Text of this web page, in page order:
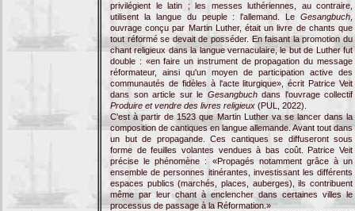
privilégient le latin ; les messes luthériennes, au contraire,
utilisent la langue du peuple : l'allemand. Le Gesangbuch
ouvrage conçu par Martin Luther, était un livre de chants que
tout réformé se devait de posséder. En faisant la promotion du
chant religieux dans la langue vernaculaire, le but de Luther fut
double : «en faire un instrument de propagation du message
réformateur, ainsi qu'un moyen de participation active des
communautés de fidèles à l'acte liturgique», écrit Patrice Veit
dans son article sur le Gesangbuchdans l'ouvrage collectif
Produire et vendre des livres religieux (PUL, 2022).
C'est à partir de 1523 que Martin Luther va se lancer dans la
composition de cantiques en langue allemande. Avant tout dans
un but de propagande. Ces cantiques se diffuseront sous
forme de feuilles volantes vendues à bas coût. Patrice Veit
précise le phénomène : «Propagés notamment grâce à un
ensemble de personnes itinérantes, investissant les différents
espaces publics (marchés, places, auberges), ils contribuent
même par leur chant à enclencher dans certaines villes le
processus de passage à la Réformation.»